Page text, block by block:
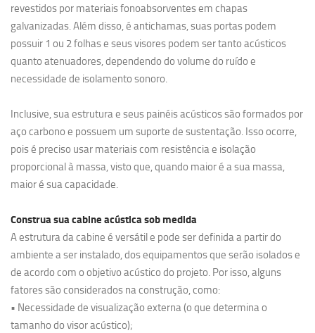
revestidos por materiais fonoabsorventes em chapas
galvanizadas. Além disso, é antichamas, suas portas podem
possuir 1 ou 2 folhas e seus visores podem ser tanto acústicos
quanto atenuadores, dependendo do volume do ruído e
necessidade de isolamento sonoro.
Inclusive, sua estrutura e seus painéis acústicos são formados por
aço carbono e possuem um suporte de sustentação. Isso ocorre,
pois é preciso usar materiais com resistência e isolação
proporcional à massa, visto que, quando maior é a sua massa,
maior é sua capacidade.
Construa sua cabine acústica sob medida
A estrutura da cabine é versátil e pode ser definida a partir do
ambiente a ser instalado, dos equipamentos que serão isolados e
de acordo com o objetivo acústico do projeto. Por isso, alguns
fatores são considerados na construção, como:
• Necessidade de visualização externa (o que determina o
tamanho do visor acústico);